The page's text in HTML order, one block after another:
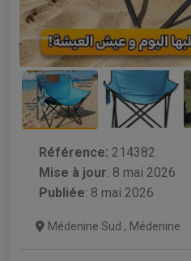
Référence: 214382
Mise à jour: 8 mai 2026
Publiée: 8 mai 2026
Médenine Sud , Médenine